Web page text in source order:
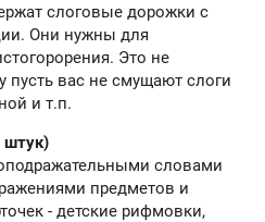
слоговые дорожки с
Они нужны для
Это не
пусть вас не смущают слоги
и т.п.
штук)
словами
предметов и
- детские рифмовки,